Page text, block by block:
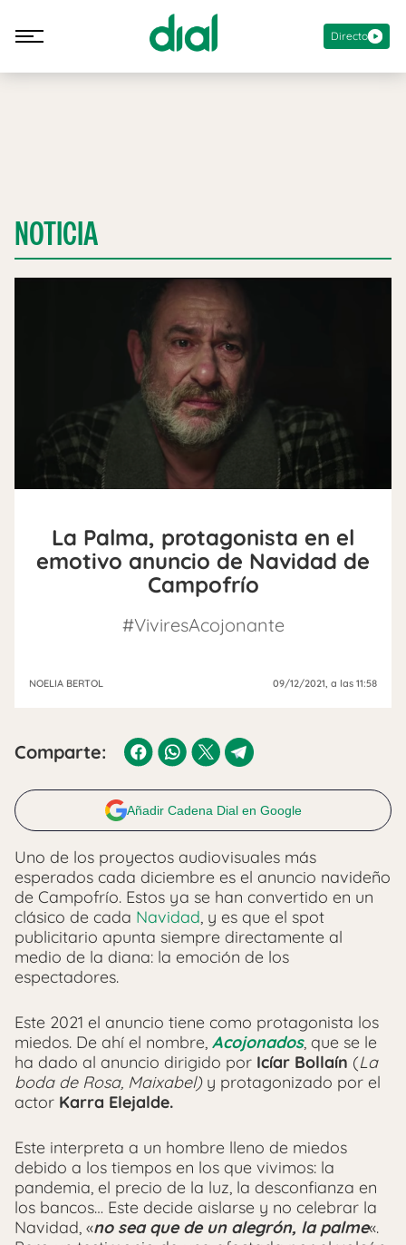
Directo
NOTICIA
La Palma, protagonista en el
emotivo anuncio de Navidad de
Campofrío
#ViviresAcojonante
NOELIA BERTOL 09/12/2021, a las 11:58
Comparte:
Añadir Cadena Dial en Google
Uno de los proyectos audiovisuales más
esperados cada diciembre es el anuncio navideño
de Campofrío. Estos ya se han convertido en un
clásico de cada Navidad, y es que el spot
publicitario apunta siempre directamente al
medio de la diana: la emoción de los
espectadores.
Este 2021 el anuncio tiene como protagonista los
miedos. De ahí el nombre, Acojonados, que se le
ha dado al anuncio dirigido por Icíar Bollaín (La
boda de Rosa, Maixabel)y protagonizado por el
actor Karra Elejalde.
Este interpreta a un hombre lleno de miedos
debido a los tiempos en los que vivimos: la
pandemia, el precio de la luz, la desconfianza en
los bancos… Este decide aislarse y no celebrar la
Navidad, «no sea que de un alegrón, la palme«.